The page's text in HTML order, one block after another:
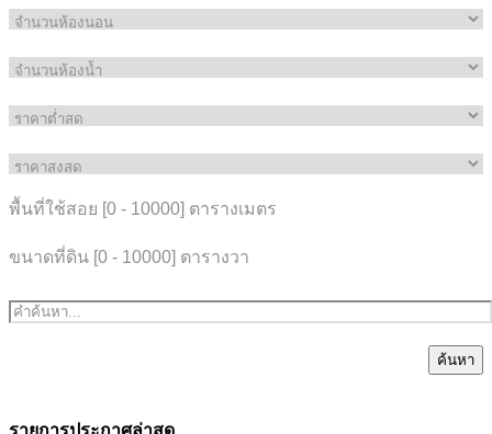
พื้นที่ใช้สอย [0 - 10000] ตารางเมตร
ขนาดที่ดิน [0 - 10000] ตารางวา
ค้นหา